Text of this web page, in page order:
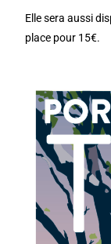
Elle sera aussi
place pour 15€.